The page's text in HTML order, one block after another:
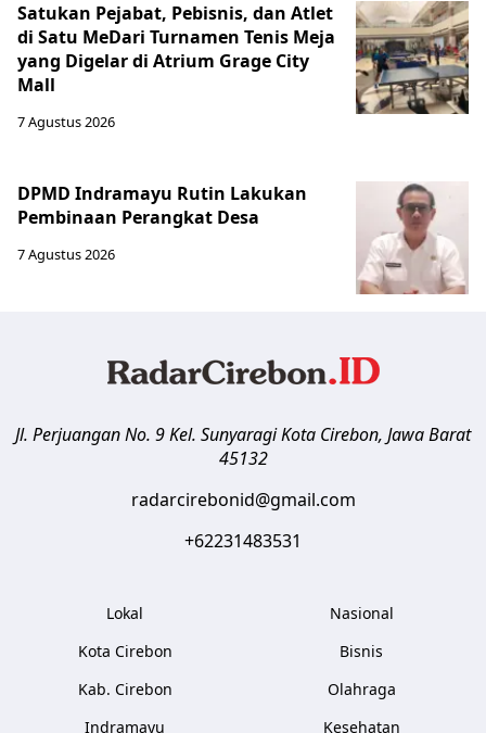
Satukan Pejabat, Pebisnis, dan Atlet
di Satu MeDari Turnamen Tenis Meja
yang Digelar di Atrium Grage City
Mall
7 Agustus 2026
DPMD Indramayu Rutin Lakukan
Pembinaan Perangkat Desa
7 Agustus 2026
Jl. Perjuangan No. 9 Kel. SunyaragiKota Cirebon, Jawa Barat
45132
radarcirebonid@gmail.com
+62231483531
Lokal
Kota Cirebon
Kab. Cirebon
Indramayu
Nasional
Bisnis
Olahraga
Kesehatan